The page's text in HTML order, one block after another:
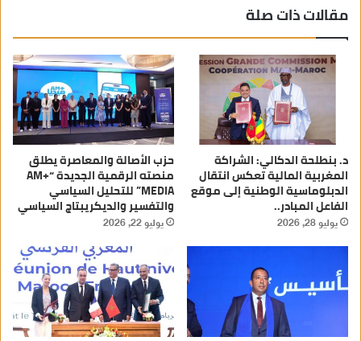
مقالات ذات صلة
د. بنطلحة الدكالي: الشراكة
المغربية المالية تعكس انتقال
الدبلوماسية الوطنية إلى موقع
الفاعل المبادر..
يوليو 28, 2026
حزب الأصالة والمعاصرة يطلق
منصته الرقمية الجديدة “AM+
MEDIA” للتحليل السياسي
والتفسير والديكريبتاج السياسي
يوليو 22, 2026